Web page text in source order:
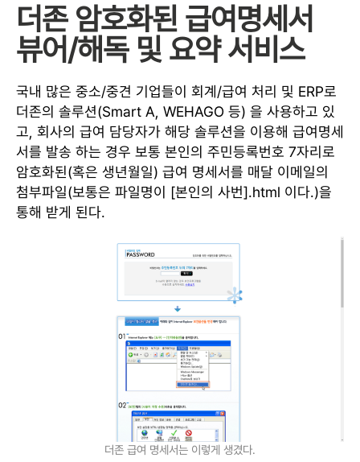
더존 암호화된 급여명세서
뷰어/해독 및 요약 서비스
국내 많은 중소/중견 기업들이 회계/급여 처리 및 ERP로
더존의 솔루션(Smart A, WEHAGO 등) 을 사용하고 있
고, 회사의 급여 담당자가 해당 솔루션을 이용해 급여명세
서를 발송 하는 경우 보통 본인의 주민등록번호 7자리로
암호화된(혹은 생년월일) 급여 명세서를 매달 이메일의
첨부파일(보통은 파일명이 [본인의 사번].html 이다.)을
통해 받게 된다.
더존 급여 명세서는 이렇게 생겼다.